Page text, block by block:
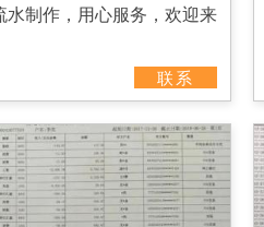
水制作，用心服务，欢迎来
联系